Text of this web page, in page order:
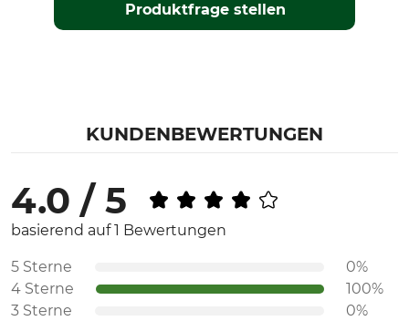
Produktfrage stellen
KUNDENBEWERTUNGEN
4.0 / 5
basierend auf 1 Bewertungen
5 Sterne
0%
4 Sterne
100%
3 Sterne
0%